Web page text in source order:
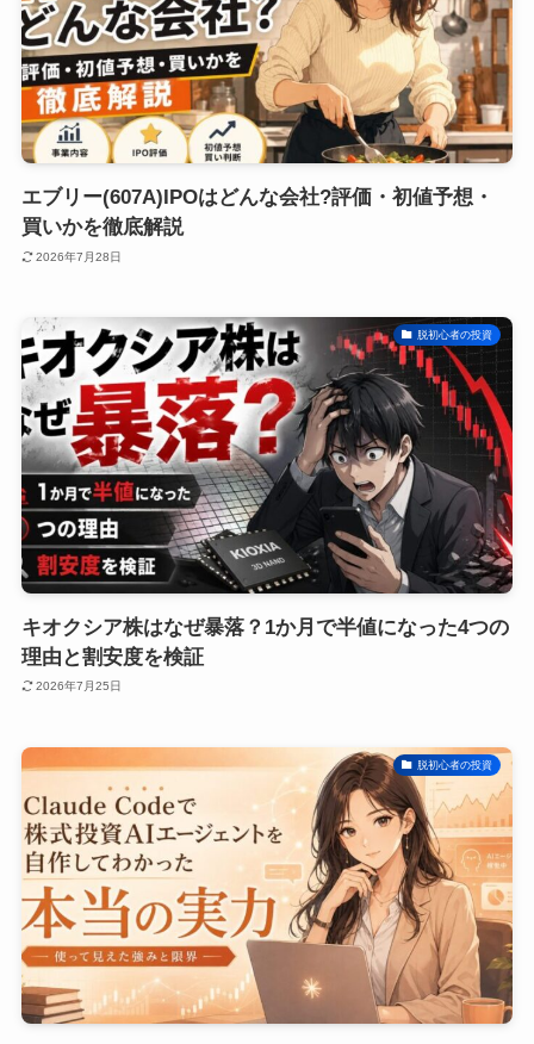
エブリー(607A)IPOはどんな会社?評価・初値予想・
買いかを徹底解説
2026年7月28日
脱初心者の投資
キオクシア株はなぜ暴落？1か月で半値になった4つの
理由と割安度を検証
2026年7月25日
脱初心者の投資